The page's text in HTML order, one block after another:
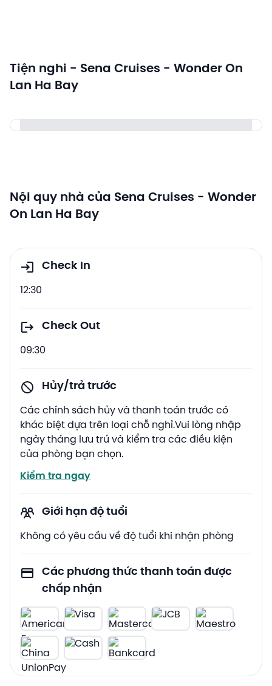
Tiện nghi - Sena Cruises - Wonder On
Lan Ha Bay
Nội quy nhà của Sena Cruises - Wonder
On Lan Ha Bay
Check In
12:30
Check Out
09:30
Hủy/trả trước
Các chính sách hủy và thanh toán trước có
khác biệt dựa trên loại chỗ nghỉ.Vui lòng nhập
ngày tháng lưu trú và kiểm tra các điều kiện
của phòng bạn chọn.
Kiểm tra ngay
Giới hạn độ tuổi
Không có yêu cầu về độ tuổi khi nhận phòng
Các phương thức thanh toán được
chấp nhận